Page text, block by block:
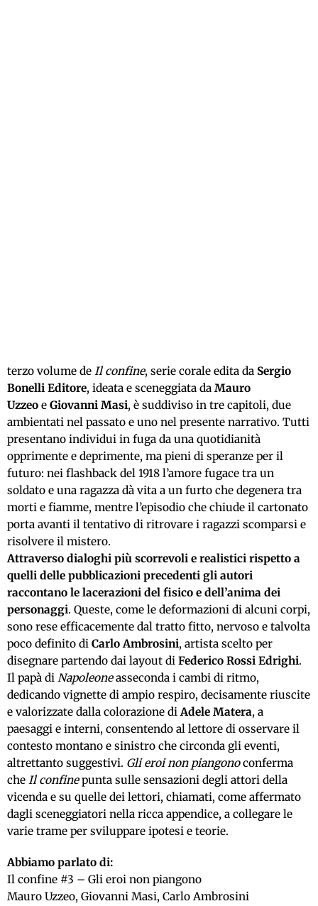
terzo volume de Il confine, serie corale edita da Sergio
Bonelli Editore, ideata e sceneggiata da Mauro
Uzzeo e Giovanni Masi, è suddiviso in tre capitoli, due
ambientati nel passato e uno nel presente narrativo. Tutti
presentano individui in fuga da una quotidianità
opprimente e deprimente, ma pieni di speranze per il
futuro: nei flashback del 1918 l’amore fugace tra un
soldato e una ragazza dà vita a un furto che degenera tra
morti e fiamme, mentre l’episodio che chiude il cartonato
porta avanti il tentativo di ritrovare i ragazzi scomparsi e
risolvere il mistero.
Attraverso dialoghi più scorrevoli e realistici rispetto a
quelli delle pubblicazioni precedenti gli autori
raccontano le lacerazioni del fisico e dell’anima dei
personaggi. Queste, come le deformazioni di alcuni corpi,
sono rese efficacemente dal tratto fitto, nervoso e talvolta
poco definito di Carlo Ambrosini, artista scelto per
disegnare partendo dai layout di Federico Rossi Edrighi.
Il papà di Napoleoneasseconda i cambi di ritmo,
dedicando vignette di ampio respiro, decisamente riuscite
e valorizzate dalla colorazione diAdele Matera, a
paesaggi e interni, consentendo al lettore di osservare il
contesto montano e sinistro che circonda gli eventi,
altrettanto suggestivi. Gli eroi non piangonoconferma
che Il confinepunta sulle sensazioni degli attori della
vicenda e su quelle dei lettori, chiamati, come affermato
dagli sceneggiatori nella ricca appendice, a collegare le
varie trame per sviluppare ipotesi e teorie.
Abbiamo parlato di:
Il confine #3 – Gli eroi non piangono
Mauro Uzzeo, Giovanni Masi, Carlo Ambrosini